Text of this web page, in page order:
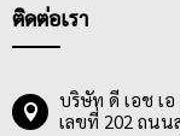
คุณภาพดี สีขาว เนียน
หมึกติดคมชัด น้ำหมึ
หรืองานถ่ายเอกสาร
ติดต่อเรา
บริษัท ดี เอช เอ
เลขที่ 202 ถนน